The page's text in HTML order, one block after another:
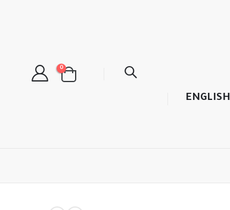
ENGLISH
0